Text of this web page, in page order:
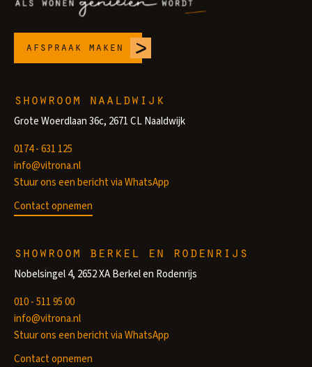
afspraak maken
showroom naaldwijk
Grote Woerdlaan 36c, 2671 CL Naaldwijk
0174 - 631 125
info@vitrona.nl
Stuur ons een bericht via WhatsApp
Contact opnemen
showroom berkel en rodenrijs
Nobelsingel 4, 2652 XA Berkel en Rodenrijs
010 - 511 95 00
info@vitrona.nl
Stuur ons een bericht via WhatsApp
Contact opnemen